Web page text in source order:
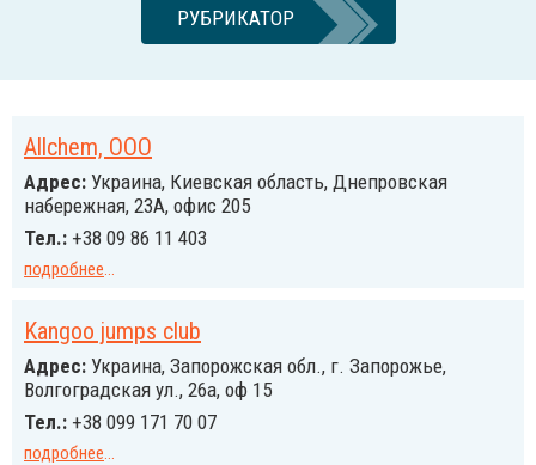
РУБРИКАТОР
Allchem, OOO
Адрес: Украина, Киевская область, Днепровская
набережная, 23А, офис 205
Тел.: +38 09 86 11 403
подробнее...
Kangoo jumps club
Адрес: Украина, Запорожская обл., г. Запорожье,
Волгоградская ул., 26а, оф 15
Тел.: +38 099 171 70 07
подробнее...